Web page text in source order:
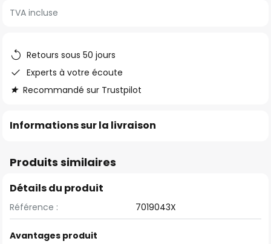
images
gallery
TVA incluse
Retours sous 50 jours
Experts à votre écoute
Recommandé sur Trustpilot
Informations sur la livraison
Produits similaires
Détails du produit
Référence : 7019043X
Avantages produit